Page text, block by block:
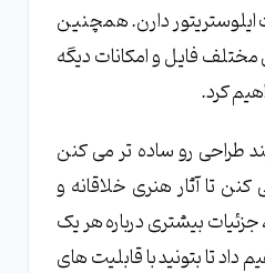
ایلوستریتور دارن. همچنین
مختلف فایل و امکانات دیگه
کرد.
طراحی رو ساده تر می کنن
تا آثار هنری خلاقانه و
جزئیات بیشتری درباره هر یک
داد تا بتونید با قابلیت های